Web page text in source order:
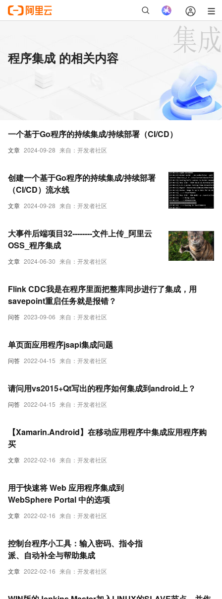
程序集成 的相关内容
文章 2024-09-28 来自：开发者社区
一个基于Go程序的持续集成/持续部署（CI/CD）
文章 2024-09-28 来自：开发者社区
创建一个基于Go程序的持续集成/持续部署
（CI/CD）流水线
文章 2024-06-30 来自：开发者社区
大事件后端项目32--------文件上传_阿里云
OSS_程序集成
问答 2023-09-06 来自：开发者社区
Flink CDC我是在程序里面把整库同步进行了集成，用
savepoint重启任务就是报错？
问答 2022-04-15 来自：开发者社区
单页面应用程序jsapi集成问题
问答 2022-04-15 来自：开发者社区
请问用vs2015+Qt写出的程序如何集成到android上？
文章 2022-02-16 来自：开发者社区
【Xamarin.Android】在移动应用程序中集成应用程序购
买
文章 2022-02-16 来自：开发者社区
用于快速将 Web 应用程序集成到
WebSphere Portal 中的选项
文章 2022-02-16 来自：开发者社区
控制台程序小工具：输入密码、指令指
派、自动补全与帮助集成